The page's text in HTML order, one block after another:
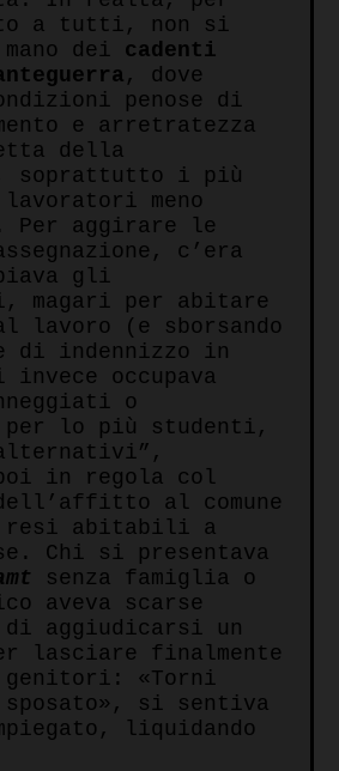
a tutti, non si
dei cadenti
, dove
penose di
e arretratezza
della
soprattutto i più
meno
aggirare le
c’era
gli
magari per abitare
lavoro (e sborsando
di indennizzo in
occupava
o
lo più studenti,
in regola col
dell’affitto al comune
resi abitabili a
Chi si presentava
senza famiglia o
aveva scarse
aggiudicarsi un
lasciare finalmente
genitori: «Torni
» , si sentiva
liquidando